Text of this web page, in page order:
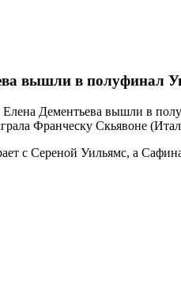
вышли в полуфинал
Дементьева вышли в
Франческу Скьявоне
с Сереной Уильямс, а